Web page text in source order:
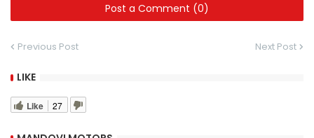
Post a Comment (0)
Previous Post Next Post
LIKE
Like 27